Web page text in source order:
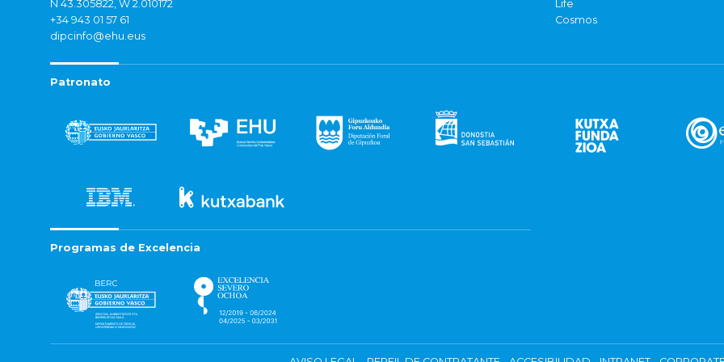
N 43.305822, W 2.010172
+34 943 01 57 61
dipcinfo@ehu.eus
Life
Cosmos
Patronato
Programas de Excelencia